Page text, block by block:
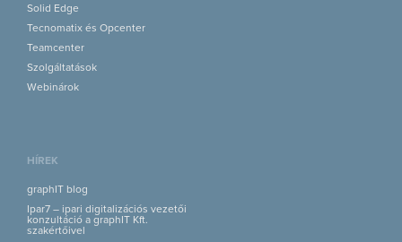
Solid Edge
Tecnomatix és Opcenter
Teamcenter
Szolgáltatások
Webinárok
HÍREK
graphIT blog
Ipar7 – ipari digitalizációs vezetői
konzultáció a graphIT Kft.
szakértőivel